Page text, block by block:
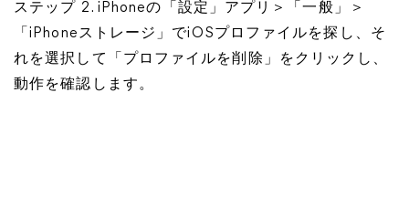
ステップ 2. iPhoneの「設定」アプリ＞「一般」＞
「iPhoneストレージ」でiOSプロファイルを探し、そ
れを選択して「プロファイルを削除」をクリックし、
動作を確認します。